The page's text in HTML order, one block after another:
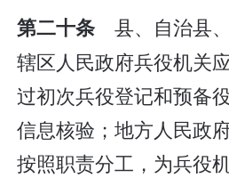
第二十条 县、自治县
辖区人民政府兵役机关
过初次兵役登记和预备
信息核验；地方人民政
按照职责分工，为兵役